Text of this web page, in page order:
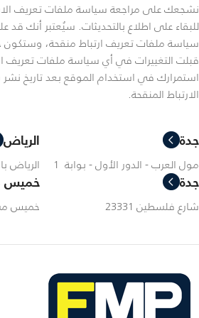
نشجعك على مراجعة سياسة ملفات تعريف
للبقاء على اطلاع بالتحديثات. سيُعتبر أنك قد
سياسة ملفات تعريف ارتباط منقحة، وستكون
قبلت التغييرات في أي سياسة ملفات تعريف
استمرارك في استخدام الموقع بعد تاريخ
الارتباط المنقحة.
جدة
مول العرب - الدور الأول - بوابة 1
الرياض
الرياض
جدة
شارع فلسطين 23331
خميس
خميس مشيط